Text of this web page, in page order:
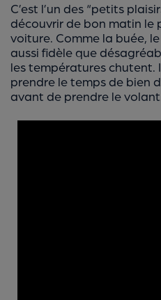
C’est l’un des “petits
découvrir de bon matin le
voiture. Comme la buée,
aussi fidèle que
les températures chutent.
prendre le temps de bien
avant de prendre le volant.